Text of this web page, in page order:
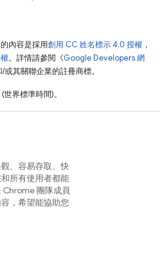
內容是採用創用 CC 姓名標示 4.0 授權 ，
。詳情請參閱《Google Developers 網
其關聯企業的註冊商標。
界標準時間)。
、容易存取、快
所有使用者都能
Chrome 團隊成員
，希望能協助您